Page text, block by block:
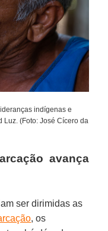
indígenas e
Luz. (Foto: José Cícero da
avança
ser dirimidas as
, os